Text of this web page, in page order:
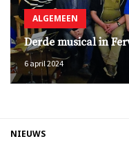
ALGEMEEN
Derde musical in
6 april 2024
NIEUWS